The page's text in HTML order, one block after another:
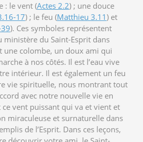
: le vent (Actes 2.2) ; une douce
17) ; le feu (Matthieu 3.11) et
). Ces symboles représentent
ministère du Saint-Esprit dans
une colombe, un doux ami qui
à nos côtés. Il est l’eau vive
intérieur. Il est également un feu
vie spirituelle, nous montrant tout
avec notre nouvelle vie en
ce vent puissant qui va et vient et
miraculeuse et surnaturelle dans
de l’Esprit. Dans ces leçons,